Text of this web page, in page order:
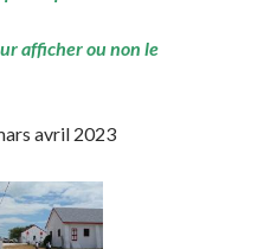
afficher ou non le
avril 2023